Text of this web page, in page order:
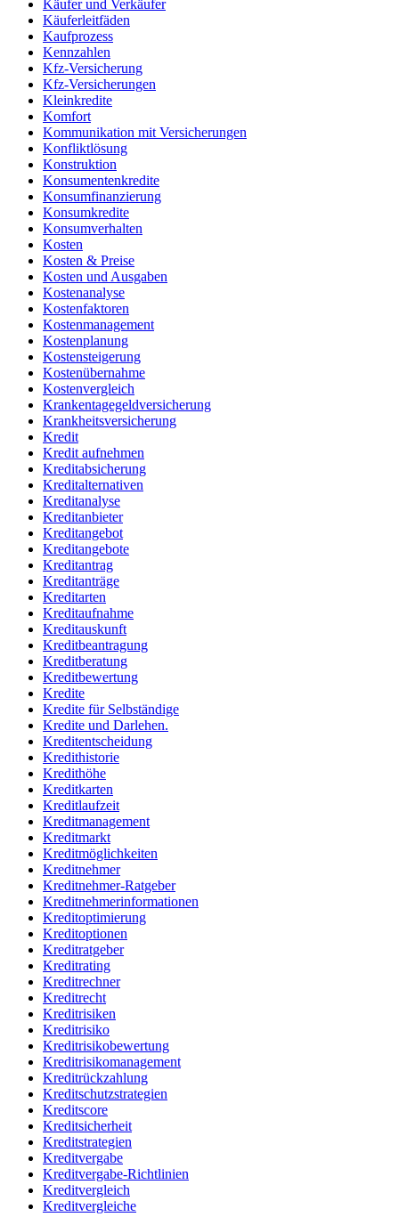
Käufer und Verkäufer
Käuferleitfäden
Kaufprozess
Kennzahlen
Kfz-Versicherung
Kfz-Versicherungen
Kleinkredite
Komfort
Kommunikation mit Versicherungen
Konfliktlösung
Konstruktion
Konsumentenkredite
Konsumfinanzierung
Konsumkredite
Konsumverhalten
Kosten
Kosten & Preise
Kosten und Ausgaben
Kostenanalyse
Kostenfaktoren
Kostenmanagement
Kostenplanung
Kostensteigerung
Kostenübernahme
Kostenvergleich
Krankentagegeldversicherung
Krankheitsversicherung
Kredit
Kredit aufnehmen
Kreditabsicherung
Kreditalternativen
Kreditanalyse
Kreditanbieter
Kreditangebot
Kreditangebote
Kreditantrag
Kreditanträge
Kreditarten
Kreditaufnahme
Kreditauskunft
Kreditbeantragung
Kreditberatung
Kreditbewertung
Kredite
Kredite für Selbständige
Kredite und Darlehen.
Kreditentscheidung
Kredithistorie
Kredithöhe
Kreditkarten
Kreditlaufzeit
Kreditmanagement
Kreditmarkt
Kreditmöglichkeiten
Kreditnehmer
Kreditnehmer-Ratgeber
Kreditnehmerinformationen
Kreditoptimierung
Kreditoptionen
Kreditratgeber
Kreditrating
Kreditrechner
Kreditrecht
Kreditrisiken
Kreditrisiko
Kreditrisikobewertung
Kreditrisikomanagement
Kreditrückzahlung
Kreditschutzstrategien
Kreditscore
Kreditsicherheit
Kreditstrategien
Kreditvergabe
Kreditvergabe-Richtlinien
Kreditvergleich
Kreditvergleiche